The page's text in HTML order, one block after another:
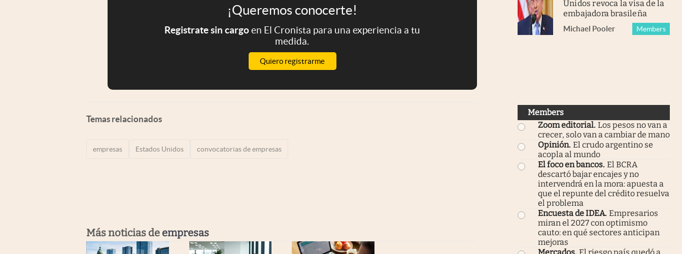
¡Queremos conocerte!
Registrate sin cargoen El Cronista para una experiencia a tu
medida.
Quiero registrarme
Temas relacionados
empresas Estados Unidos convocatorias de empresas
Más noticias de empresas
Unidos revoca la visa de la
embajadora brasileña
Michael Pooler Members
Members
Zoom editorial. Los pesos no van a
crecer, solo van a cambiar de mano
Opinión. El crudo argentino se
acopla al mundo
El foco en bancos. El BCRA
descartó bajar encajes y no
intervendrá en la mora: apuesta a
que el repunte del crédito resuelva
el problema
Encuesta de IDEA. Empresarios
miran el 2027 con optimismo
cauto: en qué sectores anticipan
mejoras
Mercados. El riesgo país quedó a